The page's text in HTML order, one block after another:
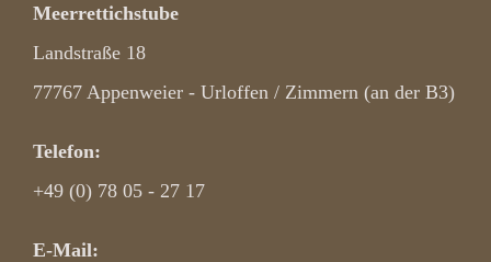
Meerrettichstube
Landstraße 18
77767 Appenweier - Urloffen / Zimmern (an der B3)
Telefon:
+49 (0) 78 05 - 27 17
E-Mail: